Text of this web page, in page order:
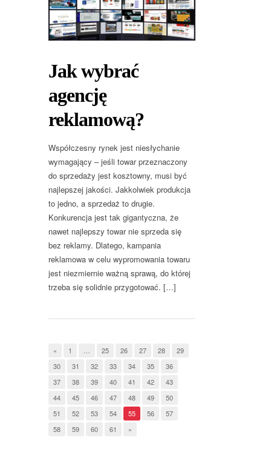
Jak wybrać
agencję
reklamową?
Współczesny rynek jest niesłychanie
wymagający – jeśli towar przeznaczony
do sprzedaży jest kosztowny, musi być
najlepszej jakości. Jakkolwiek produkcja
to jedno, a sprzedaż to drugie.
Konkurencja jest tak gigantyczna, że
nawet najlepszy towar nie sprzeda się
bez reklamy. Dlatego, kampania
reklamowa w celu wypromowania towaru
jest niezmiernie ważną sprawą, do której
trzeba się solidnie przygotować. […]
« 1 25 26 27 28
29
30
31 32 33 34 35
36
37
38 39 40 41 42
43
44
45 46 47 48 49
50
51
52 53 54 55 56
57
58
59 60 61 »